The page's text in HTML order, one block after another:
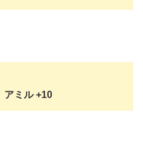
アミル +10